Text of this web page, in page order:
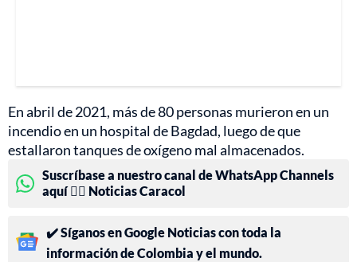
En abril de 2021, más de 80 personas murieron en un
incendio en un hospital de Bagdad, luego de que
estallaron tanques de oxígeno mal almacenados.
Suscríbase a nuestro canal de WhatsApp Channels
aquí 👉🏻 Noticias Caracol
✔️ Síganos en Google Noticias con toda la
información de Colombia y el mundo.